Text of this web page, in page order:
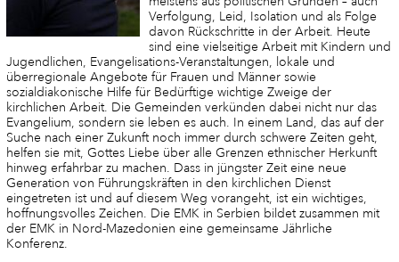
Verfolgung, Leid, Isolation und als Folge
davon Rückschritte in der Arbeit. Heute
sind eine vielseitige Arbeit mit Kindern und
Jugendlichen, Evangelisations-Veranstaltungen, lokale und
überregionale Angebote für Frauen und Männer sowie
sozialdiakonische Hilfe für Bedürftige wichtige Zweige der
kirchlichen Arbeit. Die Gemeinden verkünden dabei nicht nur das
Evangelium, sondern sie leben es auch. In einem Land, das auf der
Suche nach einer Zukunft noch immer durch schwere Zeiten geht,
helfen sie mit, Gottes Liebe über alle Grenzen ethnischer Herkunft
hinweg erfahrbar zu machen. Dass in jüngster Zeit eine neue
Generation von Führungskräften in den kirchlichen Dienst
eingetreten ist und auf diesem Weg vorangeht, ist ein wichtiges,
hoffnungsvolles Zeichen. Die EMK in Serbien bildet zusammen mit
der EMK in Nord-Mazedonien eine gemeinsame Jährliche
Konferenz.